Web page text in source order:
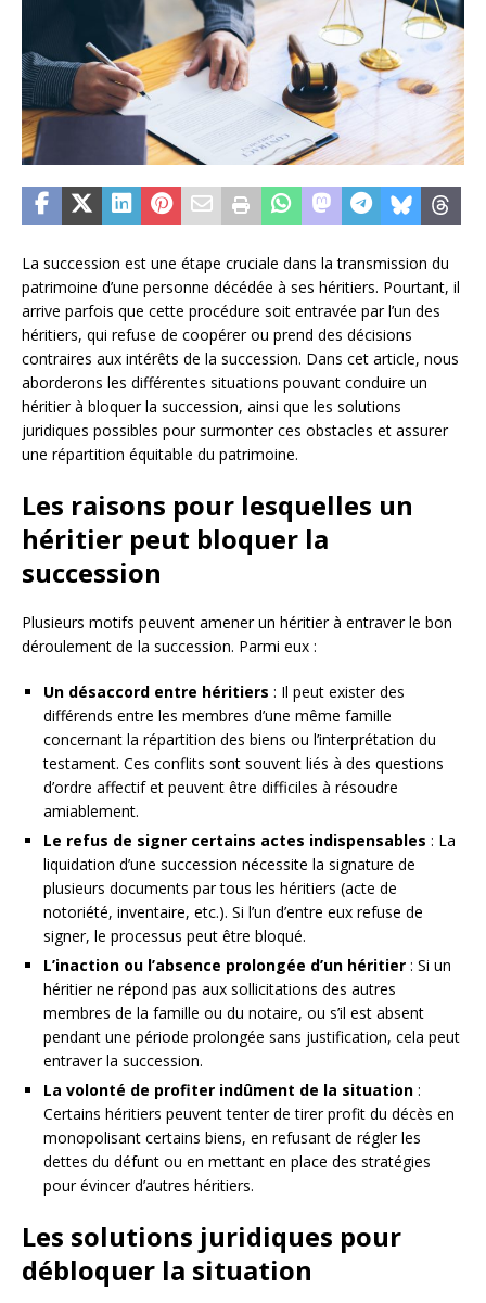
La succession est une étape cruciale dans la transmission du
patrimoine d’une personne décédée à ses héritiers. Pourtant, il
arrive parfois que cette procédure soit entravée par l’un des
héritiers, qui refuse de coopérer ou prend des décisions
contraires aux intérêts de la succession. Dans cet article, nous
aborderons les différentes situations pouvant conduire un
héritier à bloquer la succession, ainsi que les solutions
juridiques possibles pour surmonter ces obstacles et assurer
une répartition équitable du patrimoine.
Les raisons pour lesquelles un
héritier peut bloquer la
succession
Plusieurs motifs peuvent amener un héritier à entraver le bon
déroulement de la succession. Parmi eux :
Un désaccord entre héritiers : Il peut exister des
différends entre les membres d’une même famille
concernant la répartition des biens ou l’interprétation du
testament. Ces conflits sont souvent liés à des questions
d’ordre affectif et peuvent être difficiles à résoudre
amiablement.
Le refus de signer certains actes indispensables : La
liquidation d’une succession nécessite la signature de
plusieurs documents par tous les héritiers (acte de
notoriété, inventaire, etc.). Si l’un d’entre eux refuse de
signer, le processus peut être bloqué.
L’inaction ou l’absence prolongée d’un héritier : Si un
héritier ne répond pas aux sollicitations des autres
membres de la famille ou du notaire, ou s’il est absent
pendant une période prolongée sans justification, cela peut
entraver la succession.
La volonté de profiter indûment de la situation :
Certains héritiers peuvent tenter de tirer profit du décès en
monopolisant certains biens, en refusant de régler les
dettes du défunt ou en mettant en place des stratégies
pour évincer d’autres héritiers.
Les solutions juridiques pour
débloquer la situation